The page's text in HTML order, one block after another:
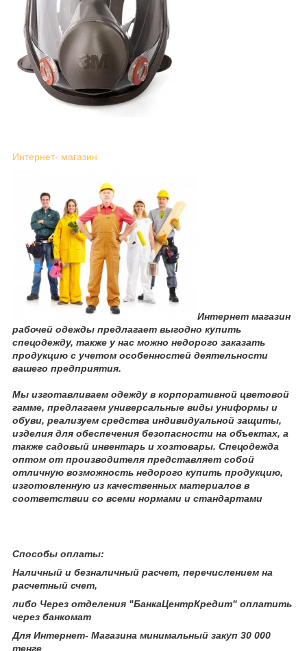
Интернет- магазин
Интернет магазин
рабочей одежды предлагает выгодно купить
спецодежду, также у нас можно недорого заказать
продукцию с учетом особенностей деятельности
вашего предприятия.
Мы изготавливаем одежду в корпоративной цветовой
гамме, предлагаем универсальные виды униформы и
обуви, реализуем средства индивидуальной защиты,
изделия для обеспечения безопасности на объектах, а
также садовый инвентарь и хозтовары. Спецодежда
оптом от производителя представляет собой
отличную возможность недорого купить продукцию,
изготовленную из качественных материалов в
соответствии со всеми нормами и стандартами
Способы оплаты:
Наличный и безналичный расчет, перечислением на
расчетный счет,
либо Через отделения "БанкаЦентрКредит" оплатить
через банкомат
Для Интернет- Магазина минимальный закуп 30 000
тенге